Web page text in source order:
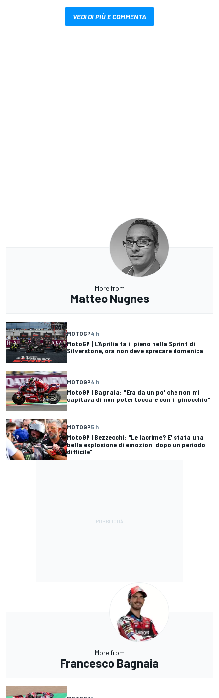
VEDI DI PIÙ E COMMENTA
More from
Matteo Nugnes
MOTOGP4 h
MotoGP | L'Aprilia fa il pieno nella Sprint di
Silverstone, ora non deve sprecare domenica
MOTOGP4 h
MotoGP | Bagnaia: "Era da un po' che non mi
capitava di non poter toccare con il ginocchio"
MOTOGP5 h
MotoGP | Bezzecchi: "Le lacrime? E' stata una
bella esplosione di emozioni dopo un periodo
difficile"
More from
Francesco Bagnaia